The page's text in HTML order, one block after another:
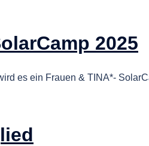
2025
es ein Frauen & TINA*-